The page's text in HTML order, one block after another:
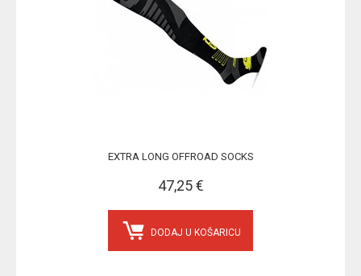
EXTRA LONG OFFROAD SOCKS
47,25 €
DODAJ U KOŠARICU